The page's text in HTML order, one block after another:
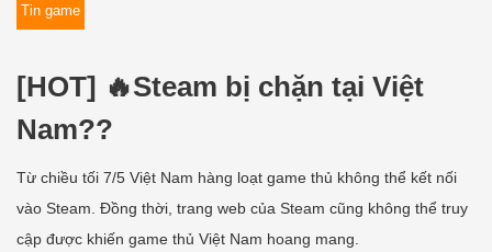
Tin game
[HOT] 🔥Steam bị chặn tại Việt
Nam??
Từ chiều tối 7/5 Việt Nam hàng loạt game thủ không thể kết nối
vào Steam. Đồng thời, trang web của Steam cũng không thể truy
cập được khiến game thủ Việt Nam hoang mang.